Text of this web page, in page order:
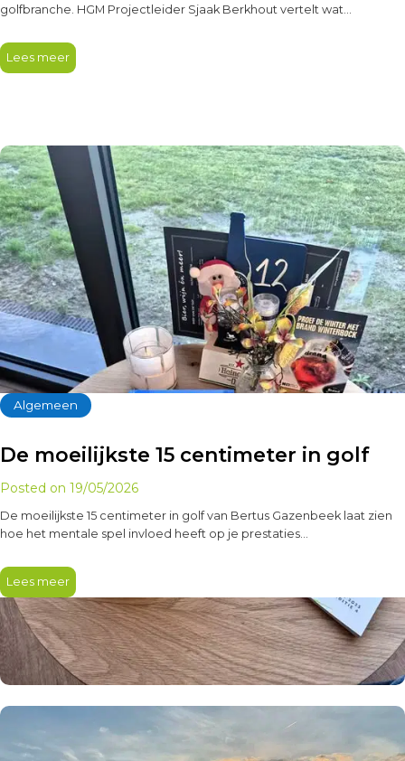
golfbranche. HGM Projectleider Sjaak Berkhout vertelt wat
Lees meer
Algemeen
De moeilijkste 15 centimeter in golf
Posted on 19/05/2026
De moeilijkste 15 centimeter in golf van Bertus Gazenbeek laat zien
hoe het mentale spel invloed heeft op je prestaties…
Lees meer